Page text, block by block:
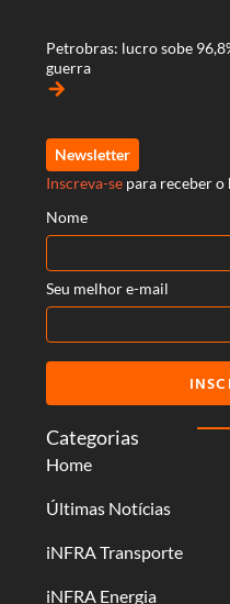
Categorias
Home
Últimas Notícias
iNFRA Transporte
iNFRA Energia
Petrobras: lucro sobe
guerra
arrow_forward
Newsletter
Inscreva-se para receber o
Nome
Seu melhor e-mail